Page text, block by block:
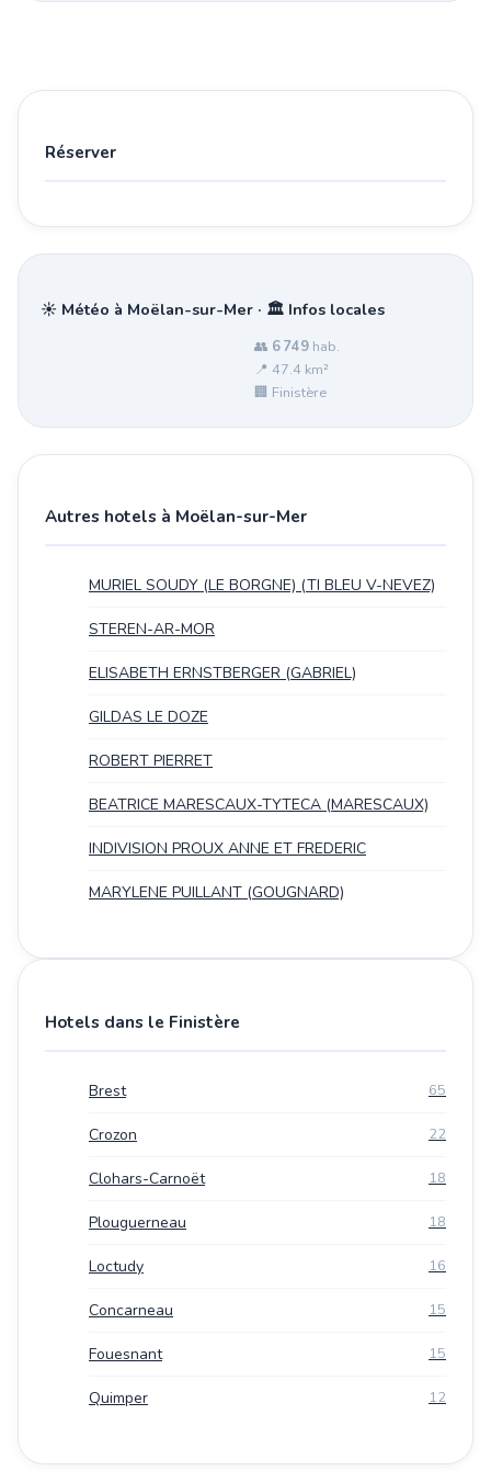
Réserver
☀️ Météo à Moëlan-sur-Mer · 🏛️ Infos locales
👥 6 749 hab.
📍 47.4 km²
🏢 Finistère
Autres hotels à Moëlan-sur-Mer
MURIEL SOUDY (LE BORGNE) (TI BLEU V-NEVEZ)
STEREN-AR-MOR
ELISABETH ERNSTBERGER (GABRIEL)
GILDAS LE DOZE
ROBERT PIERRET
BEATRICE MARESCAUX-TYTECA (MARESCAUX)
INDIVISION PROUX ANNE ET FREDERIC
MARYLENE PUILLANT (GOUGNARD)
Hotels dans le Finistère
Brest 65
Crozon 22
Clohars-Carnoët 18
Plouguerneau 18
Loctudy 16
Concarneau 15
Fouesnant 15
Quimper 12